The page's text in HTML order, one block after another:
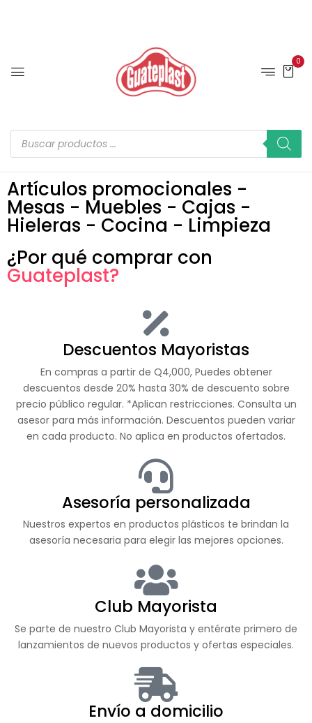
0
Artículos promocionales -
Mesas - Muebles - Cajas -
Hieleras - Cocina - Limpieza
¿Por qué comprar con
Guateplast?
Descuentos Mayoristas
En compras a partir de Q4,000, Puedes obtener
descuentos desde 20% hasta 30% de descuento sobre
precio público regular. *Aplican restricciones. Consulta un
asesor para más información. Descuentos pueden variar
en cada producto. No aplica en productos ofertados.
Asesoría personalizada
Nuestros expertos en productos plásticos te brindan la
asesoría necesaria para elegir las mejores opciones.
Club Mayorista
Se parte de nuestro Club Mayorista y entérate primero de
lanzamientos de nuevos productos y ofertas especiales.
Envío a domicilio